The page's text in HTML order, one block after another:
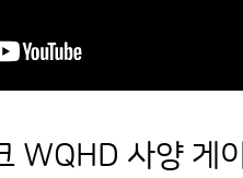
WQHD 사양 게